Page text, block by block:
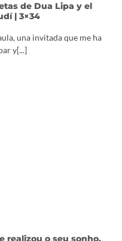
de Dua Lipa y el
| 3×34
una invitada que me ha
y[...]
realizou o seu sonho,